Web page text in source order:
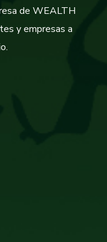
de WEALTH
y empresas a